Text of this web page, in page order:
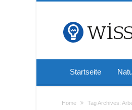
Startseite
Home Tag Archives: